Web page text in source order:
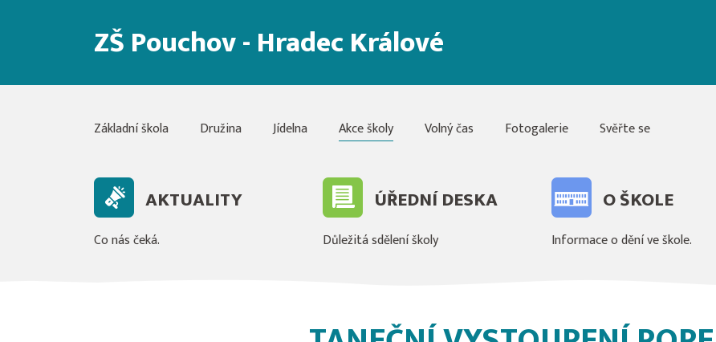
ZŠ Pouchov - Hradec Králové
Základní škola Družina Jídelna Akce školy Volný čas Fotogalerie Svěřte se
AKTUALITY
Co nás čeká.
ÚŘEDNÍ DESKA
Důležitá sdělení školy
O ŠKOLE
Informace o dění ve škole.